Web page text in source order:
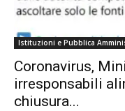
Istituzioni e Pubblica
Coronavirus,
irresponsabili
chiusura...